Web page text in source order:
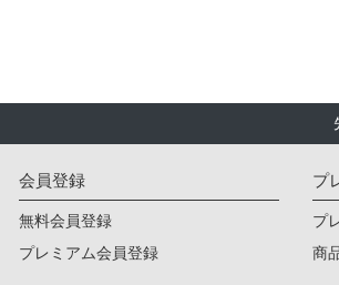
会員登録
無料会員登録
プレミアム会員登録
プ
プ
商